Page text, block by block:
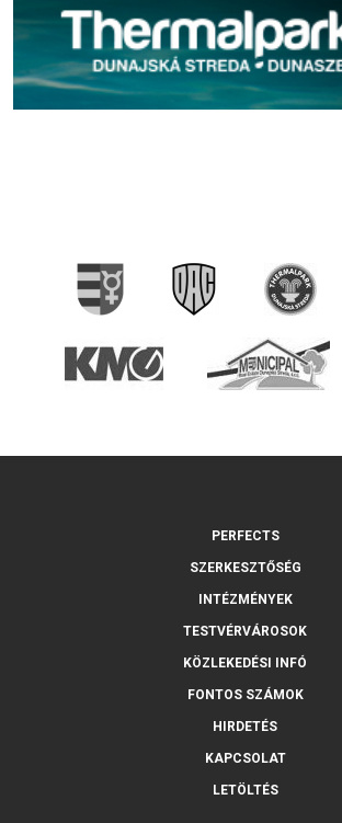
PERFECTS
SZERKESZTŐSÉG
INTÉZMÉNYEK
TESTVÉRVÁROSOK
KÖZLEKEDÉSI INFÓ
FONTOS SZÁMOK
HIRDETÉS
KAPCSOLAT
LETÖLTÉS